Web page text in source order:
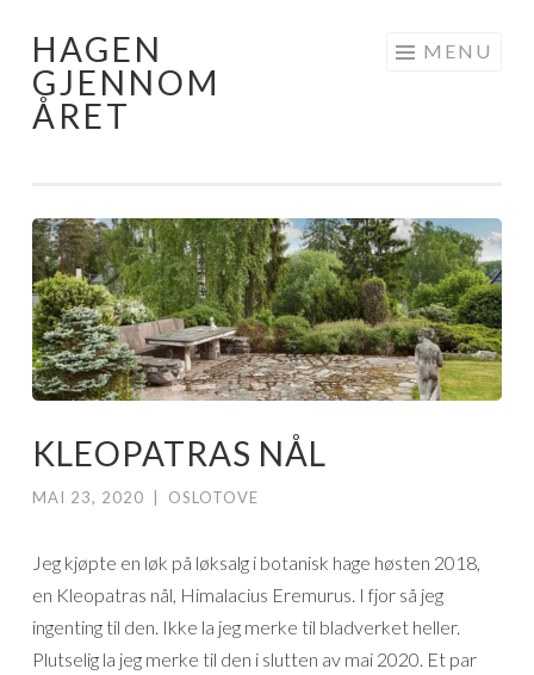
Skip
to
content
HAGEN
GJENNOM
ÅRET
MENU
KLEOPATRAS NÅL
MAI 23, 2020 OSLOTOVE
Jeg kjøpte en løk på løksalg i botanisk hage høsten 2018,
en Kleopatras nål, Himalacius Eremurus. I fjor så jeg
ingenting til den. Ikke la jeg merke til bladverket heller.
Plutselig la jeg merke til den i slutten av mai 2020. Et par